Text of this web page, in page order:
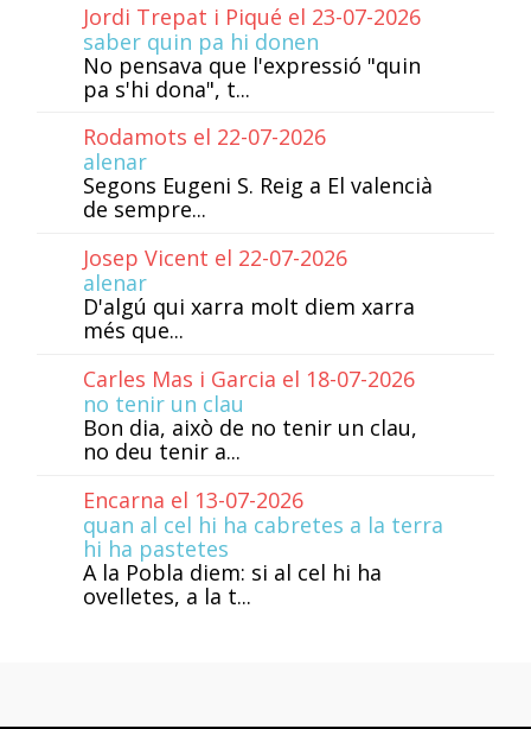
Jordi Trepat i Piqué el 23-07-2026
saber quin pa hi donen
No pensava que l'expressió "quin
pa s'hi dona", t...
Rodamots el 22-07-2026
alenar
Segons Eugeni S. Reig a El valencià
de sempre...
Josep Vicent el 22-07-2026
alenar
D'algú qui xarra molt diem xarra
més que...
Carles Mas i Garcia el 18-07-2026
no tenir un clau
Bon dia, això de no tenir un clau,
no deu tenir a...
Encarna el 13-07-2026
quan al cel hi ha cabretes a la terra
hi ha pastetes
A la Pobla diem: si al cel hi ha
ovelletes, a la t...